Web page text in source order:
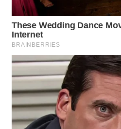
LABUANBAJO
WN
BORNEO
Wahana
Media
WAHANA
NEWS